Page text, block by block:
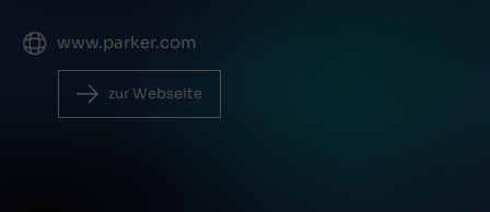
www.parker.com
zur Webseite